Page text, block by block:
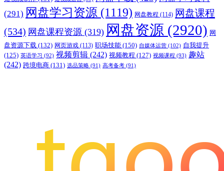
(291) 网盘学习资源 (1119) 网盘教程 (114) 网盘课程
(534) 网盘课程资源 (319) 网盘资源 (2920) 网
盘资源下载 (132) 网页游戏 (113) 职场技能 (150) 自媒体运营 (102) 自我提升
(125) 英语学习 (92) 视频剪辑 (242) 视频教程 (127) 视频课程 (93) 趣站
(242) 跨境电商 (131) 选品策略 (91) 高考备考 (91)